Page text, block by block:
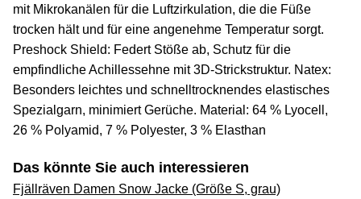
mit Mikrokanälen für die Luftzirkulation, die die Füße
trocken hält und für eine angenehme Temperatur sorgt.
Preshock Shield: Federt Stöße ab, Schutz für die
empfindliche Achillessehne mit 3D-Strickstruktur. Natex:
Besonders leichtes und schnelltrocknendes elastisches
Spezialgarn, minimiert Gerüche. Material: 64 % Lyocell,
26 % Polyamid, 7 % Polyester, 3 % Elasthan
Das könnte Sie auch interessieren
Fjällräven Damen Snow Jacke (Größe S, grau)